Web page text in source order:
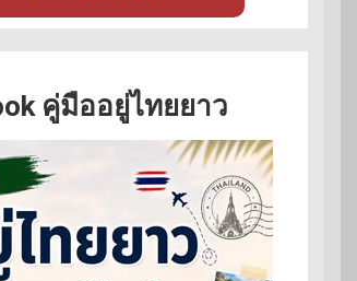
คู่มืออยู่ไทยยาว